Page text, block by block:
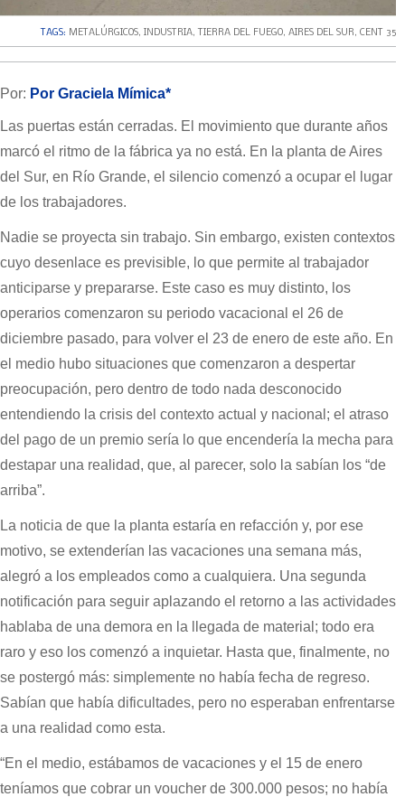
TAGS: METALÚRGICOS, INDUSTRIA, TIERRA DEL FUEGO, AIRES DEL SUR, CENT 35
Por: Por Graciela Mímica*
Las puertas están cerradas. El movimiento que durante años
marcó el ritmo de la fábrica ya no está. En la planta de Aires
del Sur, en Río Grande, el silencio comenzó a ocupar el lugar
de los trabajadores.
Nadie se proyecta sin trabajo. Sin embargo, existen contextos
cuyo desenlace es previsible, lo que permite al trabajador
anticiparse y prepararse. Este caso es muy distinto, los
operarios comenzaron su periodo vacacional el 26 de
diciembre pasado, para volver el 23 de enero de este año. En
el medio hubo situaciones que comenzaron a despertar
preocupación, pero dentro de todo nada desconocido
entendiendo la crisis del contexto actual y nacional; el atraso
del pago de un premio sería lo que encendería la mecha para
destapar una realidad, que, al parecer, solo la sabían los “de
arriba”.
La noticia de que la planta estaría en refacción y, por ese
motivo, se extenderían las vacaciones una semana más,
alegró a los empleados como a cualquiera. Una segunda
notificación para seguir aplazando el retorno a las actividades
hablaba de una demora en la llegada de material; todo era
raro y eso los comenzó a inquietar. Hasta que, finalmente, no
se postergó más: simplemente no había fecha de regreso.
Sabían que había dificultades, pero no esperaban enfrentarse
a una realidad como esta.
“En el medio, estábamos de vacaciones y el 15 de enero
teníamos que cobrar un voucher de 300.000 pesos; no había